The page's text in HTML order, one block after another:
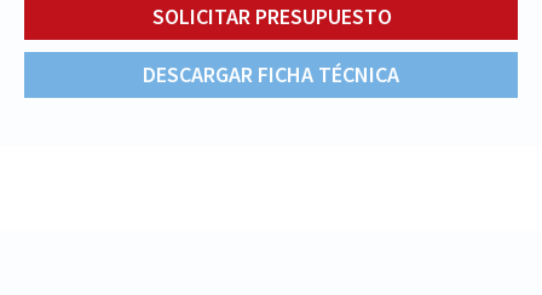
SOLICITAR PRESUPUESTO
DESCARGAR FICHA TÉCNICA